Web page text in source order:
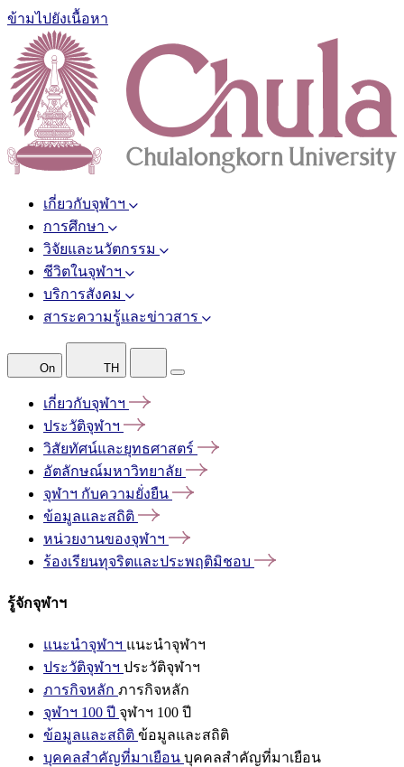
ข้ามไปยังเนื้อหา
เกี่ยวกับจุฬาฯ
การศึกษา
วิจัยและนวัตกรรม
ชีวิตในจุฬาฯ
บริการสังคม
สาระความรู้และข่าวสาร
On TH
เกี่ยวกับจุฬาฯ
ประวัติจุฬาฯ
วิสัยทัศน์และยุทธศาสตร์
อัตลักษณ์มหาวิทยาลัย
จุฬาฯ กับความยั่งยืน
ข้อมูลและสถิติ
หน่วยงานของจุฬาฯ
ร้องเรียนทุจริตและประพฤติมิชอบ
รู้จักจุฬาฯ
แนะนำจุฬาฯ แนะนำจุฬาฯ
ประวัติจุฬาฯ ประวัติจุฬาฯ
ภารกิจหลัก ภารกิจหลัก
จุฬาฯ 100 ปี จุฬาฯ 100 ปี
ข้อมูลและสถิติ ข้อมูลและสถิติ
บุคคลสำคัญที่มาเยือน บุคคลสำคัญที่มาเยือน